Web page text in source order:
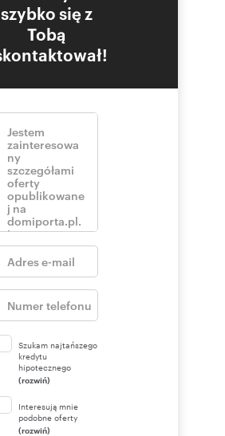
szybko się z
Tobą
Szukam najtańszego
kredytu
hipotecznego
(rozwiń)
Interesują mnie
podobne oferty
(rozwiń)